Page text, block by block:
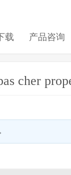
载 产品咨询
cher
。